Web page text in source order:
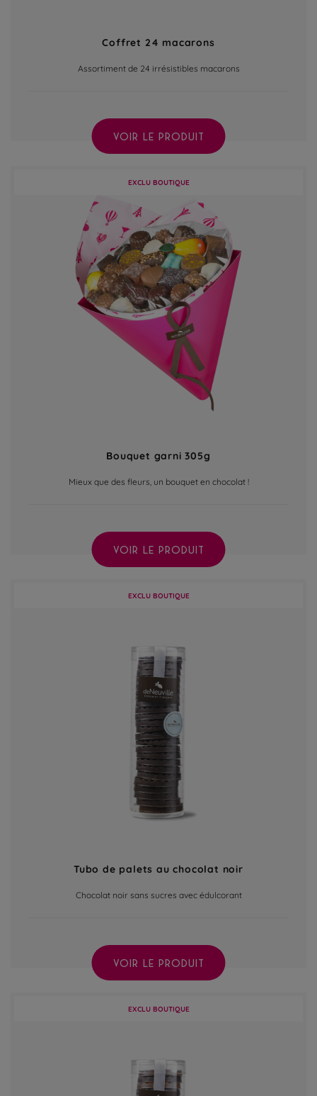
Coffret 24 macarons
Assortiment de 24 irrésistibles macarons
VOIR LE PRODUIT
EXCLU BOUTIQUE
Bouquet garni 305g
Mieux que des fleurs, un bouquet en chocolat !
VOIR LE PRODUIT
EXCLU BOUTIQUE
Tubo de palets au chocolat noir
Chocolat noir sans sucres avec édulcorant
VOIR LE PRODUIT
EXCLU BOUTIQUE